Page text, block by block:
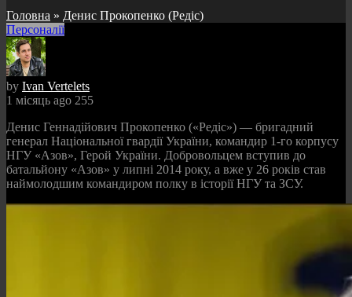
Головна » Денис Прокопенко (Редіс)
Персоналії
by Ivan Vertelets
1 місяць ago 255
Денис Геннадійович Прокопенко («Редіс») — бригадний
генерал Національної гвардії України, командир 1-го корпусу
НГУ «Азов», Герой України. Добровольцем вступив до
батальйону «Азов» у липні 2014 року, а вже у 26 років став
наймолодшим командиром полку в історії НГУ та ЗСУ.